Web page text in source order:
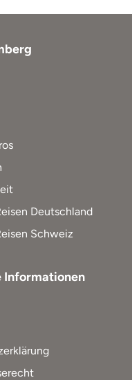
Deutschland
Schweiz
Informationen